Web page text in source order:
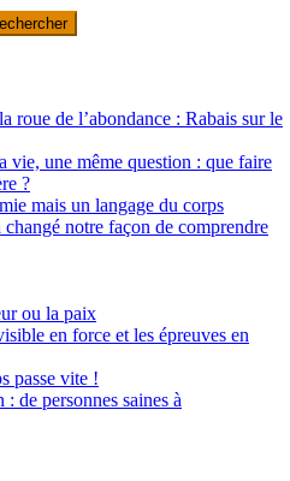
roue de l’abondance : Rabais sur le
vie, une même question : que faire
?
mais un langage du corps
changé notre façon de comprendre
ou la paix
en force et les épreuves en
passe vite !
de personnes saines à